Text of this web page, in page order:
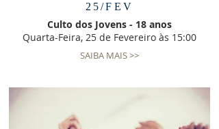
25/FEV
Culto dos Jovens - 18 anos
Quarta-Feira, 25 de Fevereiro às 15:00
SAIBA MAIS >>